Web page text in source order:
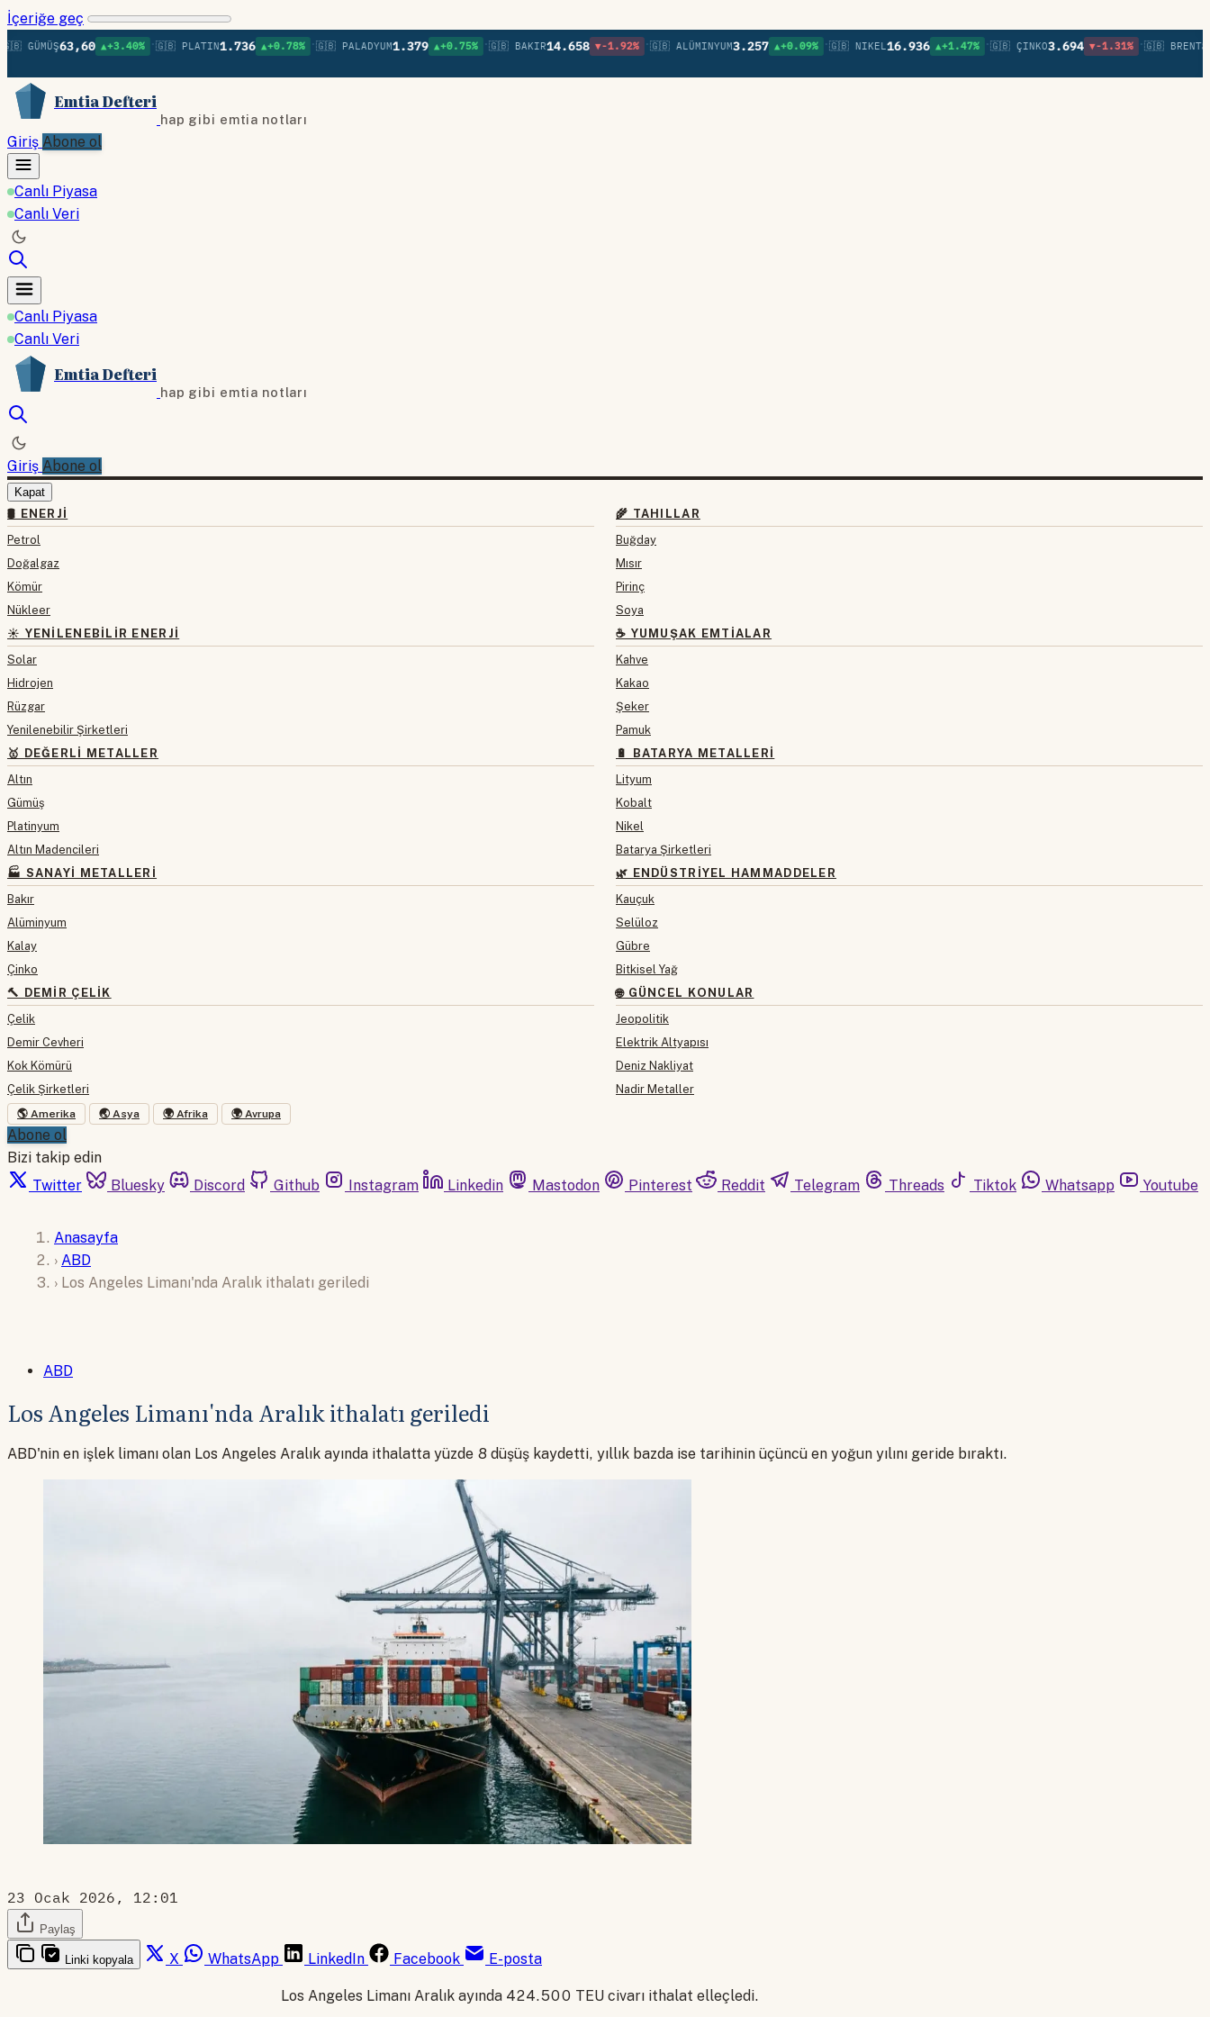
İçeriğe geç
63,60 ▲+3.40% •🇬🇧 PLATIN1.736 ▲+0.78% •🇬🇧 PALADYUM1.379 ▲+0.75% •🇬🇧 BAKIR14.658 ▼-1.92% •🇬🇧 ALÜMINYUM3.257 ▲+0.09% •🇬🇧 NIKEL16.936 ▲+1.47% •🇬🇧 ÇINKO3.694 ▼-1.31% •🇬🇧 BRENT
Emtia Defteri
hap gibi emtia notları
Giriş Abone ol
Canlı Piyasa
Canlı Veri
Canlı Piyasa
Canlı Veri
Emtia Defteri
hap gibi emtia notları
Giriş Abone ol
Kapat
🛢 ENERJI
Petrol
Doğalgaz
Kömür
Nükleer
☀️ YENILENEBILIR ENERJI
Solar
Hidrojen
Rüzgar
Yenilenebilir Şirketleri
🥇 DEĞERLI METALLER
Altın
Gümüş
Platinyum
Altın Madencileri
🏭 SANAYI METALLERI
Bakır
Alüminyum
Kalay
Çinko
🔨 DEMIR ÇELIK
Çelik
Demir Cevheri
Kok Kömürü
Çelik Şirketleri
🌾 TAHILLAR
Buğday
Mısır
Pirinç
Soya
☕ YUMUŞAK EMTIALAR
Kahve
Kakao
Şeker
Pamuk
🔋 BATARYA METALLERI
Lityum
Kobalt
Nikel
Batarya Şirketleri
🌿 ENDÜSTRIYEL HAMMADDELER
Kauçuk
Selüloz
Gübre
Bitkisel Yağ
🌐 GÜNCEL KONULAR
Jeopolitik
Elektrik Altyapısı
Deniz Nakliyat
Nadir Metaller
🌎 Amerika 🌏 Asya 🌍 Afrika 🌍 Avrupa
Abone ol
Bizi takip edin
Twitter
Bluesky Discord Github Instagram Linkedin Mastodon Pinterest Reddit Telegram Threads Tiktok Whatsapp Youtube
Anasayfa
› ABD
› Los Angeles Limanı'nda Aralık ithalatı geriledi
ABD
Los Angeles Limanı'nda Aralık ithalatı geriledi
ABD'nin en işlek limanı olan Los Angeles Aralık ayında ithalatta yüzde 8 düşüş kaydetti, yıllık bazda ise tarihinin üçüncü en yoğun yılını geride bıraktı.
23 Ocak 2026, 12:01
Paylaş
Linki kopyala X WhatsApp LinkedIn Facebook E-posta
Los Angeles Limanı Aralık ayında 424.500 TEU civarı ithalat elleçledi.